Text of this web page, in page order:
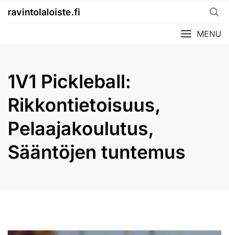
ravintolaloiste.fi
MENU
1V1 Pickleball:
Rikkontietoisuus,
Pelaajakoulutus,
Sääntöjen tuntemus